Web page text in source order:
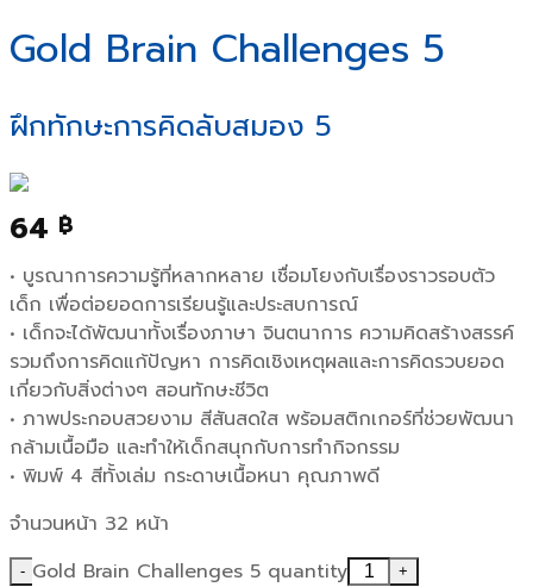
Gold Brain Challenges 5
ฝึกทักษะการคิดลับสมอง 5
64 ฿
• บูรณาการความรู้ที่หลากหลาย เชื่อมโยงกับเรื่องราวรอบตัว
เด็ก เพื่อต่อยอดการเรียนรู้และประสบการณ์
• เด็กจะได้พัฒนาทั้งเรื่องภาษา จินตนาการ ความคิดสร้างสรรค์
รวมถึงการคิดแก้ปัญหา การคิดเชิงเหตุผลและการคิดรวบยอด
เกี่ยวกับสิ่งต่างๆ สอนทักษะชีวิต
• ภาพประกอบสวยงาม สีสันสดใส พร้อมสติกเกอร์ที่ช่วยพัฒนา
กล้ามเนื้อมือ และทำให้เด็กสนุกกับการทำกิจกรรม
• พิมพ์ 4 สีทั้งเล่ม กระดาษเนื้อหนา คุณภาพดี
จำนวนหน้า 32 หน้า
Gold Brain Challenges 5 quantity